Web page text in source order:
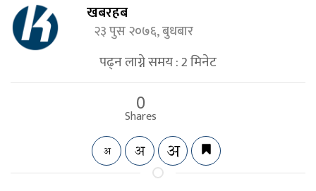
खबरहब
२३ पुस २०७६, बुधबार
पढ्न लाग्ने समय :2मिनेट
0
Shares